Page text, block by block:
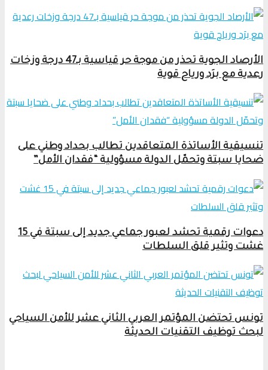
الأرصاد الجوية تحذر من موجة حر قياسية بـ47 درجة وزخات
رعدية مع برَد ورياح قوية
تنسيقية الأساتذة المتعاقدين تطالب بحداد وطني على
ضحايا سبتة وتحمّل الدولة مسؤولية “فقدان الأمل”
دعوات رقمية تحشد لعبور جماعي جديد إلى سبتة في 15
غشت وتثير قلق السلطات
تونس تحتضن المؤتمر العربي الثاني عشر للأمن السياحي
لبحث توظيف التقنيات الحديثة